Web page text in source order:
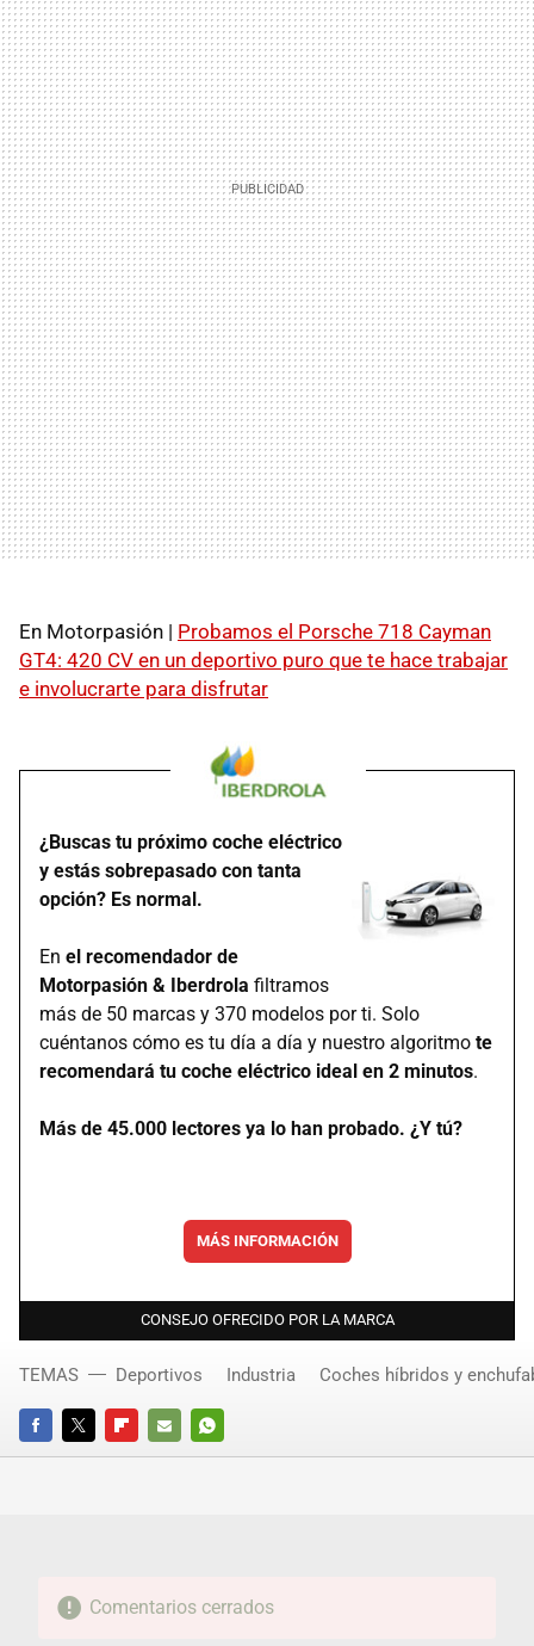
En Motorpasión | Probamos el Porsche 718 Cayman
GT4: 420 CV en un deportivo puro que te hace trabajar
e involucrarte para disfrutar
¿Buscas tu próximo coche eléctrico
y estás sobrepasado con tanta
opción? Es normal.
En el recomendador de
Motorpasión & Iberdrola filtramos
más de 50 marcas y 370 modelos por ti. Solo
cuéntanos cómo es tu día a día y nuestro algoritmo te
recomendará tu coche eléctrico ideal en 2 minutos.
Más de 45.000 lectores ya lo han probado. ¿Y tú?
MÁS INFORMACIÓN
CONSEJO OFRECIDO POR LA MARCA
FACEBOOKTWITTERFLIPBOARD
E-
WHATSAPP
TEMAS Deportivos Industria Coches híbridos y
Comentarios cerrados